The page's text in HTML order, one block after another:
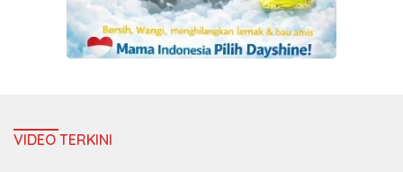
VIDEO TERKINI